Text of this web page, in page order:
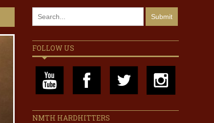
FOLLOW US
NMTH HARDHITTERS